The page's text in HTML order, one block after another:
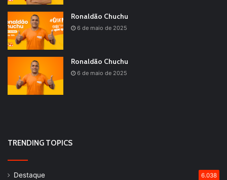
Ronaldão Chuchu
6 de maio de 2025
Ronaldão Chuchu
6 de maio de 2025
TRENDING TOPICS
Destaque 6.038